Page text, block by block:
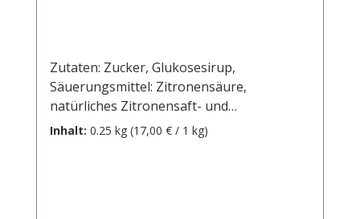
Zutaten: Zucker, Glukosesirup,
Säuerungsmittel: Zitronensäure,
natürliches Zitronensaft- und
Orangensaft-Aroma, Aromen, färbende
Inhalt: 0.25 kg (17,00 € / 1 kg)